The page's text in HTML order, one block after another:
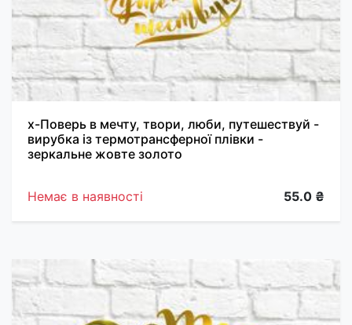
х-Поверь в мечту, твори, люби, путешествуй -
вирубка із термотрансферної плівки -
зеркальне жовте золото
Немає в наявності 55.0 ₴